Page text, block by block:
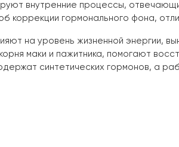
внутренние процессы,
коррекции гормонального фона,
на уровень жизненной энергии,
маки и пажитника, помогают
синтетических гормонов, а